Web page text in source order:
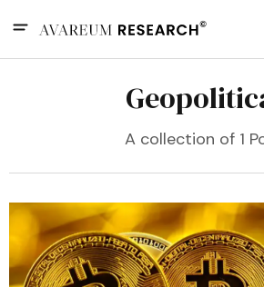
A collection of 1